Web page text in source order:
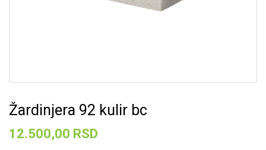
Žardinjera 92 kulir bc
12.500,00 RSD